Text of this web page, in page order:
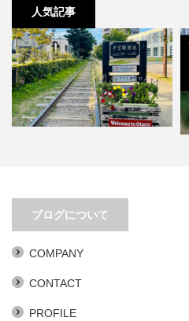
人気記事
ブログについて
COMPANY
CONTACT
PROFILE